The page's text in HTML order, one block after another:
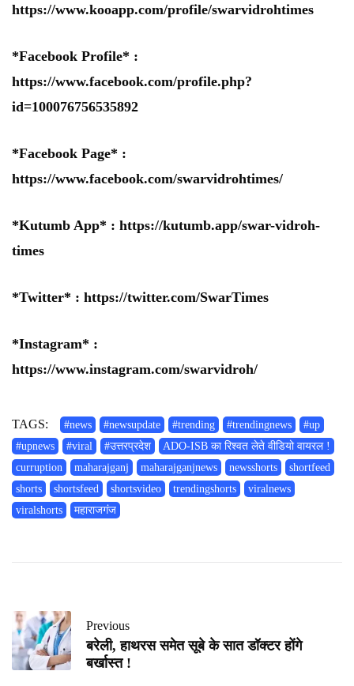
https://www.kooapp.com/profile/swarvidrohtimes
*Facebook Profile* :
https://www.facebook.com/profile.php?
id=100076756535892
*Facebook Page* :
https://www.facebook.com/swarvidrohtimes/
*Kutumb App* : https://kutumb.app/swar-vidroh-
times
*Twitter* : https://twitter.com/SwarTimes
*Instagram* :
https://www.instagram.com/swarvidroh/
TAGS: #news #newsupdate #trending #trendingnews
#up
#upnews
#viral #उत्तरप्रदेश
ADO-ISB का रिश्वत लेते वीडियो वायरल !
curruption
maharajganj maharajganjnews newsshorts
shortfeed
shorts
shortsfeed shortsvideo trendingshorts
viralnews
viralshorts
महाराजगंज
Previous
बरेली, हाथरस समेत सूबे के सात डॉक्टर होंगे
बर्खास्त !